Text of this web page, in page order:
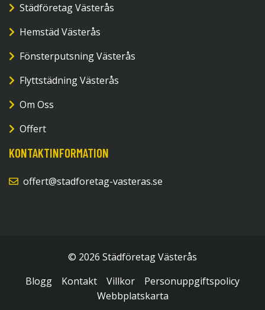
Städföretag Västerås
Hemstäd Västerås
Fönsterputsning Västerås
Flyttstädning Västerås
Om Oss
Offert
KONTAKTINFORMATION
offert@stadforetag-vasteras.se
© 2026 Städföretag Västerås
Blogg
Kontakt Villkor
Personuppgiftspolicy
Webbplatskarta